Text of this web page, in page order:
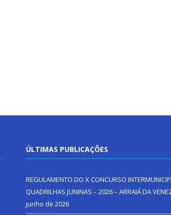
ÚLTIMAS PUBLICAÇÕES
REGULAMENTO DO X CONCURSO
QUADRILHAS JUNINAS – 2026 – ARRAIÁ DA
junho de 2026